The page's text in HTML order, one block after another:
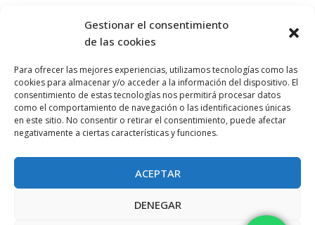
Gestionar el consentimiento
de las cookies
Para ofrecer las mejores experiencias, utilizamos tecnologías como las
cookies para almacenar y/o acceder a la información del dispositivo. El
consentimiento de estas tecnologías nos permitirá procesar datos
como el comportamiento de navegación o las identificaciones únicas
en este sitio. No consentir o retirar el consentimiento, puede afectar
negativamente a ciertas características y funciones.
ACEPTAR
DENEGAR
Información
Condiciones de compra
Política de devoluciones y reembolsos
Política de cookies
Síganos en nuestras RRSS
a - i n
Esta web está financiada por la Unión Europea - Next